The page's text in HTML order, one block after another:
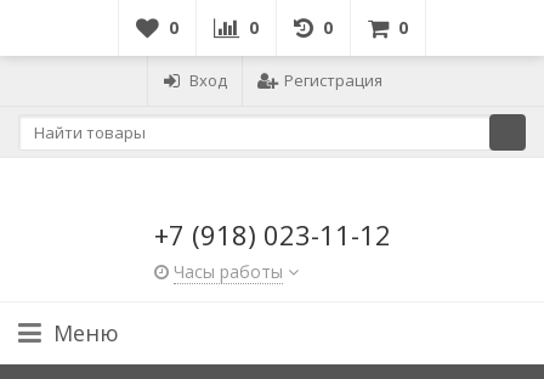
0 0 0 0
Вход Регистрация
+7 (918) 023-11-12
Часы работы
Меню